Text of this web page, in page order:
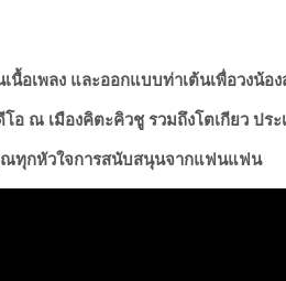
เนื้อเพลง และออกแบบท่าเต้นเพื่อวงน้อ
อ ณ เมืองคิตะคิวชู รวมถึงโตเกียว ปร
ทุกหัวใจการสนับสนุนจากแฟนแฟน